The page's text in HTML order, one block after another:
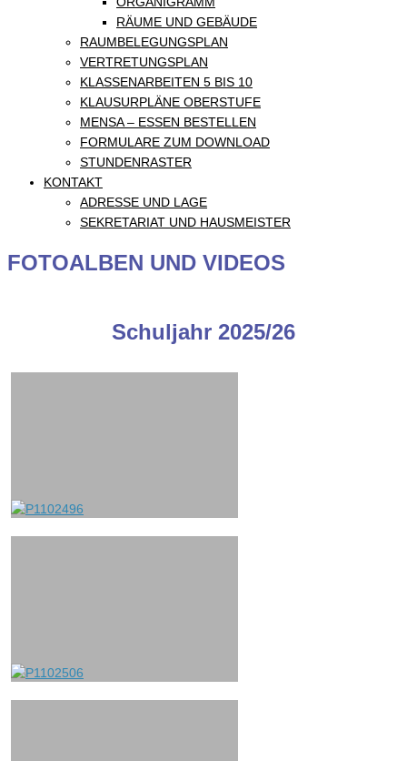
RÄUME UND GEBÄUDE
RAUMBELEGUNGSPLAN
VERTRETUNGSPLAN
KLASSENARBEITEN 5 BIS 10
KLAUSURPLÄNE OBERSTUFE
MENSA – ESSEN BESTELLEN
FORMULARE ZUM DOWNLOAD
STUNDENRASTER
KONTAKT
ADRESSE UND LAGE
SEKRETARIAT UND HAUSMEISTER
FOTOALBEN UND VIDEOS
Schuljahr 2025/26